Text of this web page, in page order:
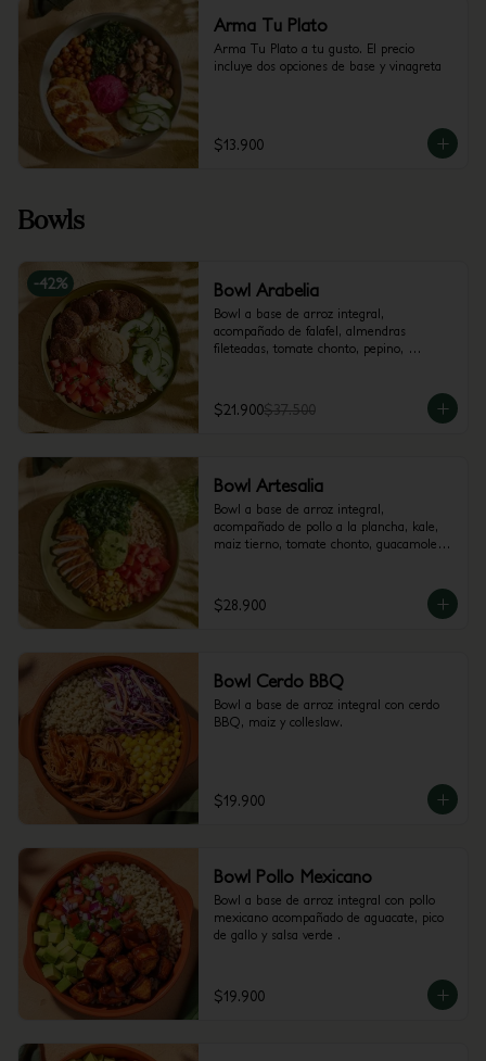
Arma Tu Plato
Arma Tu Plato a tu gusto. El precio
incluye dos opciones de base y vinagreta
$13.900
Bowls
-42% Bowl Arabelia
Bowl a base de arroz integral,
acompañado de falafel, almendras
fileteadas, tomate chonto, pepino,
$21.900$37.500
Bowl Artesalia
Bowl a base de arroz integral,
acompañado de pollo a la plancha, kale,
maiz tierno, tomate chonto, guacamole y
$28.900
Bowl Cerdo BBQ
Bowl a base de arroz integral con cerdo
BBQ, maiz y colleslaw.
$19.900
Bowl Pollo Mexicano
Bowl a base de arroz integral con pollo
mexicano acompañado de aguacate, pico
de gallo y salsa verde .
$19.900